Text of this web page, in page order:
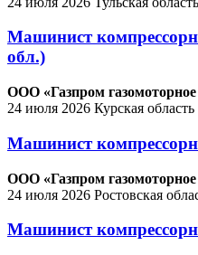
Машинист
обл.)
ООО «Газпром газомоторное
24 июля 2026 Курская область
Машинист
ООО «Газпром газомоторное
24 июля 2026 Ростовская
Машинист